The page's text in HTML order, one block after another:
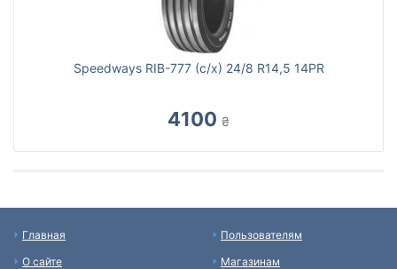
Speedways RIB-777 (с/х) 24/8 R14,5 14PR
4100 ₴
Главная
О сайте
Пользователям
Магазинам